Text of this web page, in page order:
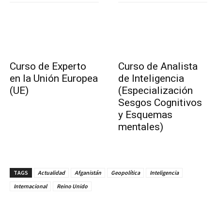
Curso de Experto
en la Unión Europea
(UE)
Curso de Analista
de Inteligencia
(Especialización
Sesgos Cognitivos
y Esquemas
mentales)
TAGS Actualidad Afganistán Geopolítica
Inteligencia
Internacional
Reino Unido